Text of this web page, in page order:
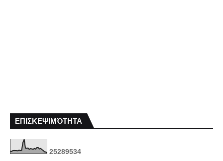
ΕΠΙΣΚΕΨΙΜΌΤΗΤΑ
25289534